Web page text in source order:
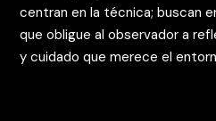
centran en la técnica; buscan
que obligue al observador a
y cuidado que merece el